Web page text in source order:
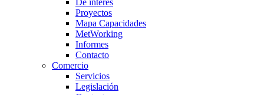
Proyectos
Mapa Capacidades
MetWorking
Informes
Contacto
Comercio
Servicios
Legislación